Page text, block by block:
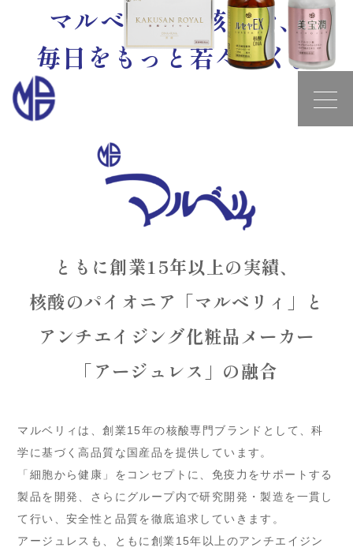
マルべリィの核酸で、
毎日をもっと若々しく。
ともに創業15年以上の実績、
核酸のパイオニア「マルベリィ」と
アンチエイジング化粧品メーカー
「アージュレス」の融合
マルベリィは、創業15年の核酸専門ブランドとして、科
学に基づく高品質な国産品を提供しています。
「細胞から健康」をコンセプトに、免疫力をサポートする
製品を開発、さらにグループ内で研究開発・製造を一貫し
て行い、安全性と品質を徹底追求していきます。
アージュレスも、ともに創業15年以上のアンチエイジン